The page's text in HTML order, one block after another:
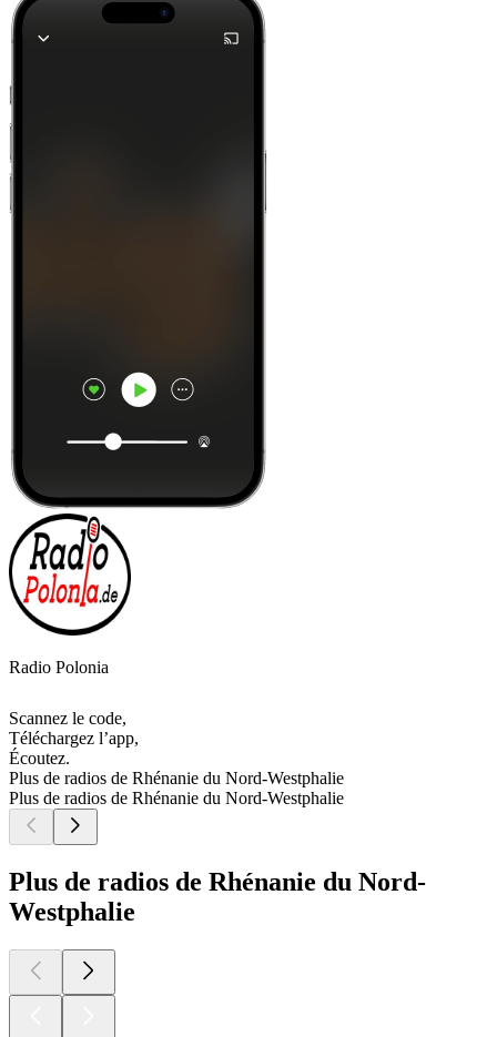
Radio Polonia
Scannez le code,
Téléchargez l’app,
Écoutez.
Plus de radios de Rhénanie du Nord-Westphalie
Plus de radios de Rhénanie du Nord-Westphalie
Plus de radios de Rhénanie du Nord-
Westphalie